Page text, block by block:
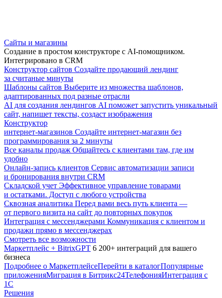
Сайты и магазины
Создание в простом конструкторе с AI-помощником.
Интегрировано в CRM
Конструктор сайтов Создайте продающий лендинг
за считаные минуты
Шаблоны сайтов Выберите из множества шаблонов,
адаптированных под разные отрасли
AI для создания лендингов AI поможет запустить уникальный
сайт, напишет тексты, создаст изображения
Конструктор
интернет-магазинов Создайте интернет-магазин без
программирования за 2 минуты
Все каналы продаж Общайтесь с клиентами там, где им
удобно
Онлайн-запись клиентов Сервис автоматизации записи
и бронирования внутри CRM
Складской учет Эффективное управление товарами
и остатками. Доступ с любого устройства
Сквозная аналитика Перед вами весь путь клиента —
от первого визита на сайт до повторных покупок
Интеграция с мессенджерами Коммуникация с клиентом и
продажи прямо в мессенджерах
Смотреть все возможности
Маркетплейс + BitrixGPT 6 200+ интеграций для вашего
бизнеса
Подробнее о МаркетплейсеПерейти в каталогПопулярные
приложенияМиграция в Битрикс24ТелефонияИнтеграция с
1С
Решения